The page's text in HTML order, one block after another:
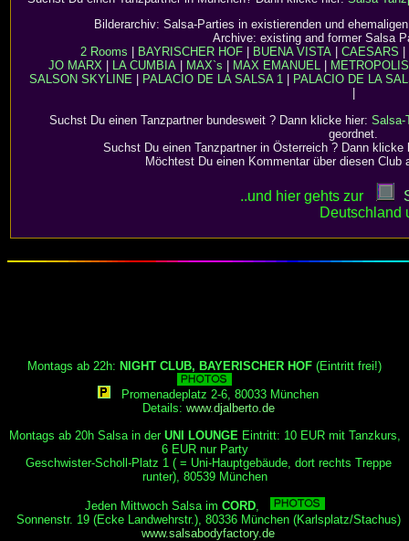
Bilderarchiv: Salsa-Parties in existierenden und
Archive: existing and former Salsa
2 Rooms
BAYRISCHER HOF BUENA VISTA CAESARS
JO MARX| LA CUMBIA| MAX`s MAX EMANUEL|
SALSON SKYLINE PALACIO DE LA SALSA 1
PALACIO DE LA
Suchst Du einen Tanzpartner bundesweit ? Dann klicke hier: Salsa-
geordnet.
Suchst Du einen Tanzpartner in Österreich ? Dann klicke
Möchtest Du einen Kommentar über diesen
..und hier gehts zur
Deutschland
Montags ab 22h: NIGHT CLUB, BAYERISCHER HOF (Eintritt frei!)
Promenadeplatz 2-6, 80033 München
Details: www.djalberto.de
Montags ab 20h Salsa in der UNI LOUNGEEintritt: 10 EUR mit Tanzkurs,
6 EUR nur Party
Geschwister-Scholl-Platz 1 ( = Uni-Hauptgebäude, dort rechts Treppe
runter), 80539 München
Jeden Mittwoch Salsa im CORD,
Sonnenstr. 19 (Ecke Landwehrstr.), 80336 München (Karlsplatz/Stachus)
www.salsabodyfactory.de